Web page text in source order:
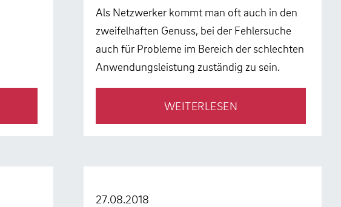
Als Netzwerker kommt man oft auch in den
zweifelhaften Genuss, bei der Fehlersuche
auch für Probleme im Bereich der schlechten
Anwendungsleistung zuständig zu sein.
WEITERLESEN
27.08.2018